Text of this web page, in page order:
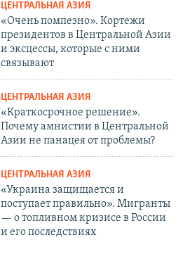
ЦЕНТРАЛЬНАЯ АЗИЯ
«Очень помпезно». Кортежи
президентов в Центральной Азии
и эксцессы, которые с ними
связывают
ЦЕНТРАЛЬНАЯ АЗИЯ
«Краткосрочное решение».
Почему амнистии в Центральной
Азии не панацея от проблемы?
ЦЕНТРАЛЬНАЯ АЗИЯ
«Украина защищается и
поступает правильно». Мигранты
— о топливном кризисе в России
и его последствиях